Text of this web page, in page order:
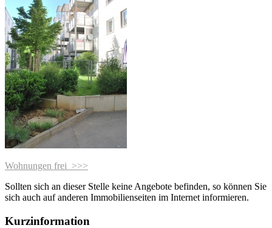
Wohnungen frei >>>
Sollten sich an dieser Stelle keine Angebote befinden, so können Sie
sich auch auf anderen Immobilienseiten im Internet informieren.
Kurzinformation